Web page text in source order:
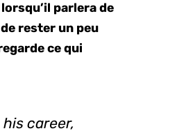
parlera de
rester un peu
ce qui
career,